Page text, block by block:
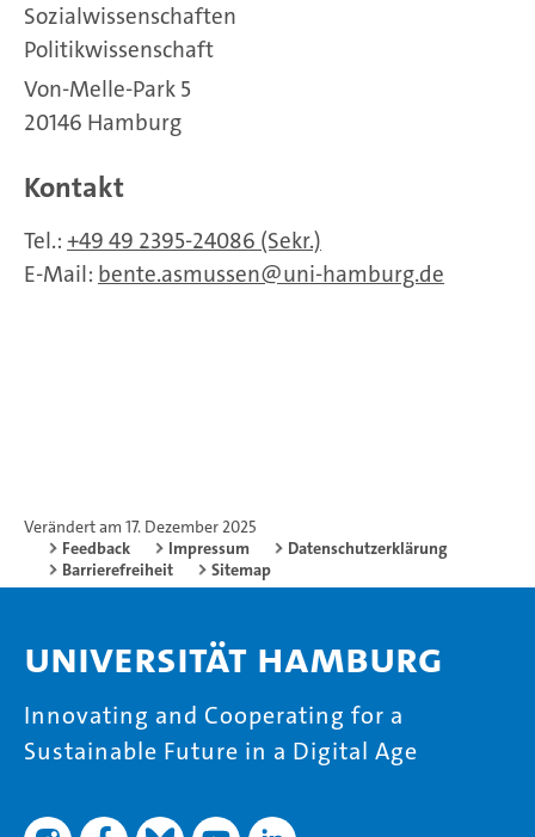
Sozialwissenschaften
Politikwissenschaft
Von-Melle-Park 5
20146 Hamburg
Kontakt
Tel.: +49 49 2395-24086 (Sekr.)
E-Mail: bente.asmussen uni-hamburg.de
Verändert am 17. Dezember 2025
Feedback
Impressum
Datenschutzerklärung
Barrierefreiheit
Sitemap
Universität Hamburg
Innovating and Cooperating for a
Sustainable Future in a Digital Age